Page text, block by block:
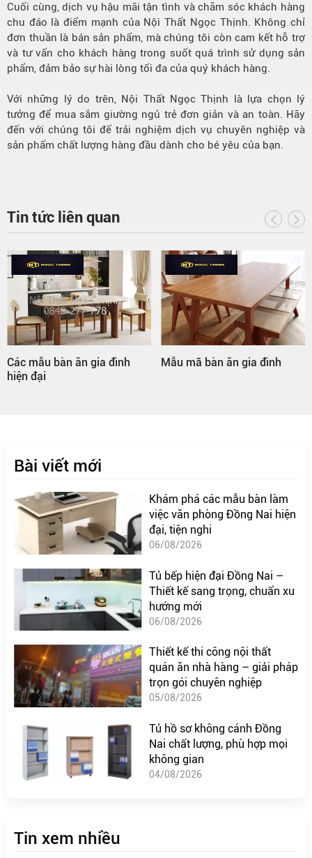
Cuối cùng, dịch vụ hậu mãi tận tình và chăm sóc khách hàng
chu đáo là điểm mạnh của Nội Thất Ngọc Thịnh. Không chỉ
đơn thuần là bán sản phẩm, mà chúng tôi còn cam kết hỗ trợ
và tư vấn cho khách hàng trong suốt quá trình sử dụng sản
phẩm, đảm bảo sự hài lòng tối đa của quý khách hàng.
Với những lý do trên, Nội Thất Ngọc Thịnh là lựa chọn lý
tưởng để mua sắm giường ngủ trẻ đơn giản và an toàn. Hãy
đến với chúng tôi để trải nghiệm dịch vụ chuyên nghiệp và
sản phẩm chất lượng hàng đầu dành cho bé yêu của bạn.
Tin tức liên quan
Mẫu mã bàn ăn gia đình Bàn ăn gia đình hình tròn
Bài viết mới
Khám phá các mẫu bàn làm
việc văn phòng Đồng Nai hiện
đại, tiện nghi
06/08/2026
Tủ bếp hiện đại Đồng Nai –
Thiết kế sang trọng, chuẩn xu
hướng mới
06/08/2026
Thiết kế thi công nội thất
quán ăn nhà hàng – giải pháp
trọn gói chuyên nghiệp
05/08/2026
Tủ hồ sơ không cánh Đồng
Nai chất lượng, phù hợp mọi
không gian
04/08/2026
Tin xem nhiều